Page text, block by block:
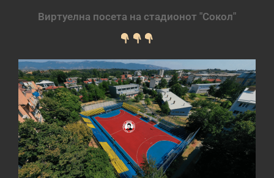
Виртуелна посета на стадионот "Сокол"